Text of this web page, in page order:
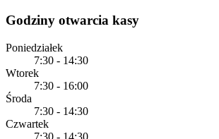
Godziny otwarcia kasy
Poniedziałek
7:30 - 14:30
Wtorek
7:30 - 16:00
Środa
7:30 - 14:30
Czwartek
7:30 - 14:30